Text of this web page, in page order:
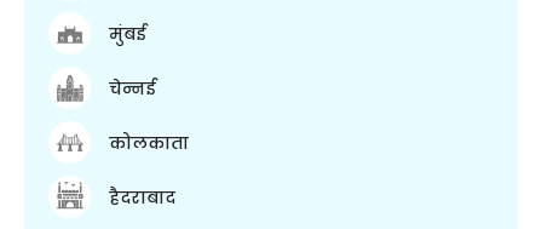
मुंबई
चेन्नई
कोलकाता
हैदराबाद